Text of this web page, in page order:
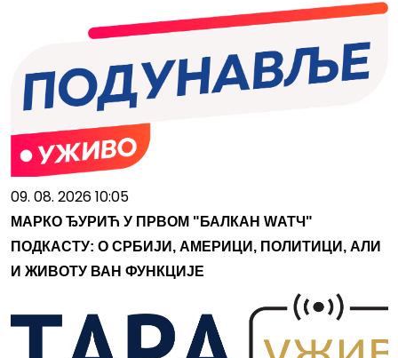
09. 08. 2026 10:05
МАРКО ЂУРИЋ У ПРВОМ "БАЛКАН WАТЧ"
ПОДКАСТУ: О СРБИЈИ, АМЕРИЦИ, ПОЛИТИЦИ, АЛИ
И ЖИВОТУ ВАН ФУНКЦИЈЕ